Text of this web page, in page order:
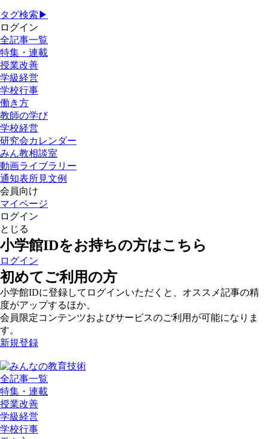
タグ検索▶
ログイン
全記事一覧
特集・連載
授業改善
学級経営
学校行事
働き方
教師の学び
学校経営
研究会カレンダー
みん教相談室
動画ライブラリー
通知表所見文例
会員向け
マイページ
ログイン
とじる
小学館IDをお持ちの方はこちら
ログイン
初めてご利用の方
小学館IDに登録してログインいただくと、オススメ記事の精
度がアップするほか、
会員限定コンテンツおよびサービスのご利用が可能になりま
す。
新規登録
全記事一覧
特集・連載
授業改善
学級経営
学校行事